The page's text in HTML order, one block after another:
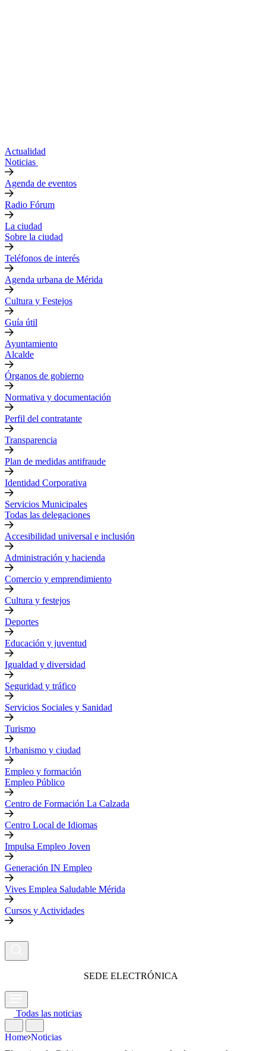
Actualidad
Noticias
Agenda de eventos
Radio Fórum
La ciudad
Sobre la ciudad
Teléfonos de interés
Agenda urbana de Mérida
Cultura y Festejos
Guía útil
Ayuntamiento
Alcalde
Órganos de gobierno
Normativa y documentación
Perfil del contratante
Transparencia
Plan de medidas antifraude
Identidad Corporativa
Servicios Municipales
Todas las delegaciones
Accesibilidad universal e inclusión
Administración y hacienda
Comercio y emprendimiento
Cultura y festejos
Deportes
Educación y juventud
Igualdad y diversidad
Seguridad y tráfico
Servicios Sociales y Sanidad
Turismo
Urbanismo y ciudad
Empleo y formación
Empleo Público
Centro de Formación La Calzada
Centro Local de Idiomas
Impulsa Empleo Joven
Generación IN Empleo
Vives Emplea Saludable Mérida
Cursos y Actividades
SEDE ELECTRÓNICA
Todas las noticias
Home Noticias